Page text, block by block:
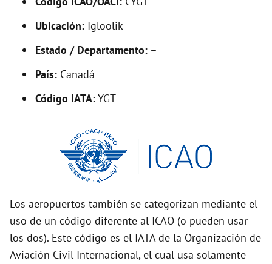
i
Ubicación: Igloolik
Estado / Departamento: –
País: Canadá
Código IATA:YGT
Los aeropuertos también se categorizan mediante el
uso de un código diferente al ICAO (o pueden usar
los dos). Este código es el IATA de la Organización de
Aviación Civil Internacional, el cual usa solamente